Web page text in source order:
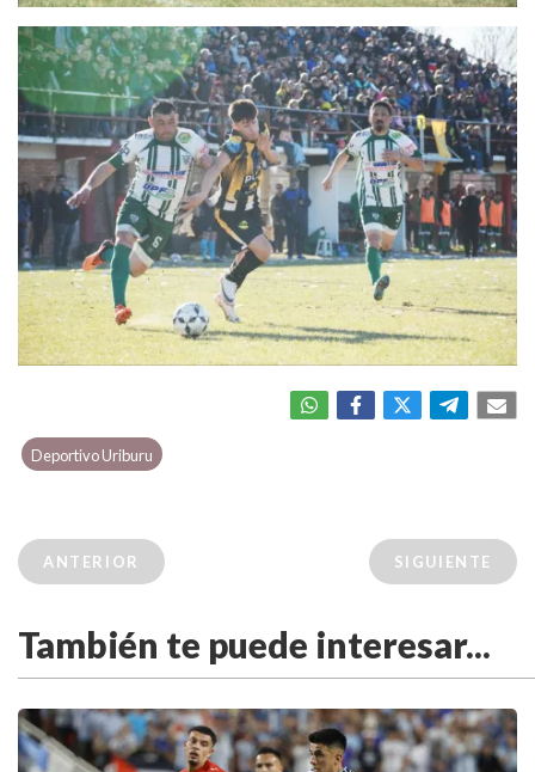
Deportivo Uriburu
ANTERIOR SIGUIENTE
También te puede interesar...